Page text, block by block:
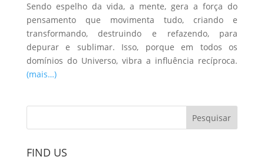
Sendo espelho da vida, a mente, gera a força do
pensamento que movimenta tudo, criando e
transformando, destruindo e refazendo, para
depurar e sublimar. Isso, porque em todos os
domínios do Universo, vibra a influência recíproca.
(mais…)
FIND US